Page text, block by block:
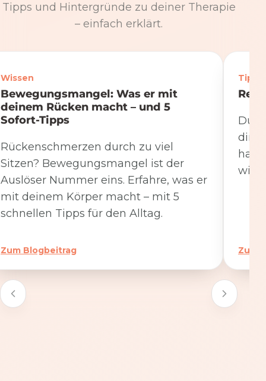
Tipps und Hintergründe zu deiner Therapie
– einfach erklärt.
Wissen
Bewegungsmangel: Was er mit
deinem Rücken macht – und 5
Sofort-Tipps
Rückenschmerzen durch zu viel
Sitzen? Bewegungsmangel ist der
Auslöser Nummer eins. Erfahre, was er
mit deinem Körper macht – mit 5
schnellen Tipps für den Alltag.
Zum Blogbeitrag
Tipps
Du
hat.
Zum